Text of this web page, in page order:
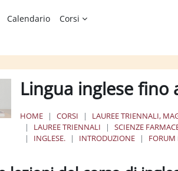
Calendario Corsi
Lingua inglese fino
HOME CORSI LAUREE TRIENNALI,
LAUREE TRIENNALI
SCIENZE
INGLESE.
INTRODUZIONE FORUM